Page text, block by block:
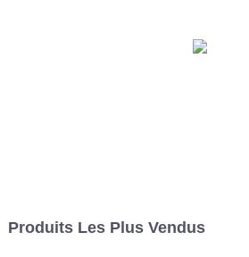
Produits Les Plus Vendus